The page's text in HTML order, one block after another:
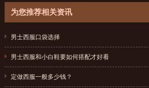
为您推荐相关资讯
男士西服口袋选择
{dede:field.pubdate
男士西服和小白鞋要如何搭配才好看
定做西服一般多少钱？